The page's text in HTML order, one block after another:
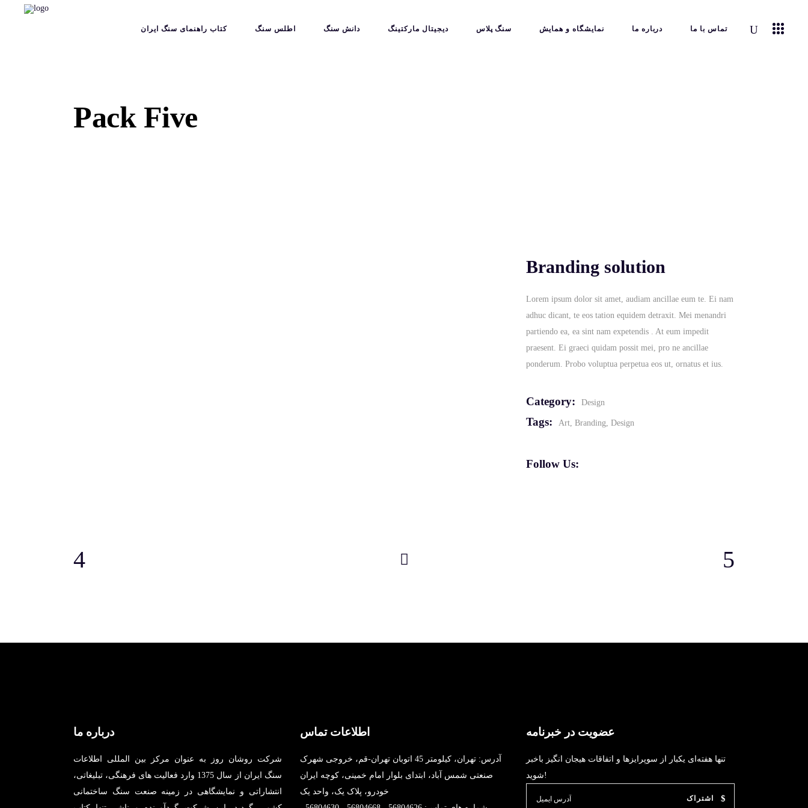
کتاب راهنمای سنگ ایران اطلس سنگ دانش سنگ دیجیتال مارکتینگ سنگ پلاس نمایشگاه و همایش درباره ما تماس با ما
Pack Five
Branding solution
Lorem ipsum dolor sit amet, audiam ancillae eum te. Ei nam
adhuc dicant, te eos tation equidem detraxit. Mei menandri
partiendo ea, ea sint nam expetendis . At eum impedit
praesent. Ei graeci quidam possit mei, pro ne ancillae
ponderum. Probo voluptua perpetua eos ut, ornatus et ius.
Category: Design
Tags: Art Branding Design
Follow Us:
درباره ما
شرکت روشان روز به عنوان مرکز بین المللی اطلاعات
سنگ ایران از سال 1375 وارد فعالیت های فرهنگی، تبلیغاتی،
انتشاراتی و نمایشگاهی در زمینه صنعت سنگ ساختمانی
اطلاعات تماس
آدرس: تهران، کیلومتر 45 اتوبان تهران-قم، خروجی شهرک
صنعتی شمس آباد، ابتدای بلوار امام خمینی، کوچه ایران
خودرو، پلاک یک، واحد یک
عضویت در خبرنامه
تنها هفته‌ای یکبار از سوپرایزها و اتفاقات هیجان انگیز باخبر
شوید!
اشتراک